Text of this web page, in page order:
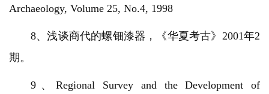
Archaeology, Volume 25, No.4, 1998
8、浅谈商代的螺钿漆器，《华夏考古》2001年2
期。
9、Regional Survey and the Development of